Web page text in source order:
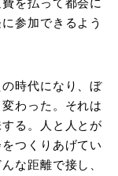
参加できるよう
時代になり、ぼ
わった。それは
る。人と人とが
つくりあげてい
な距離で接し、